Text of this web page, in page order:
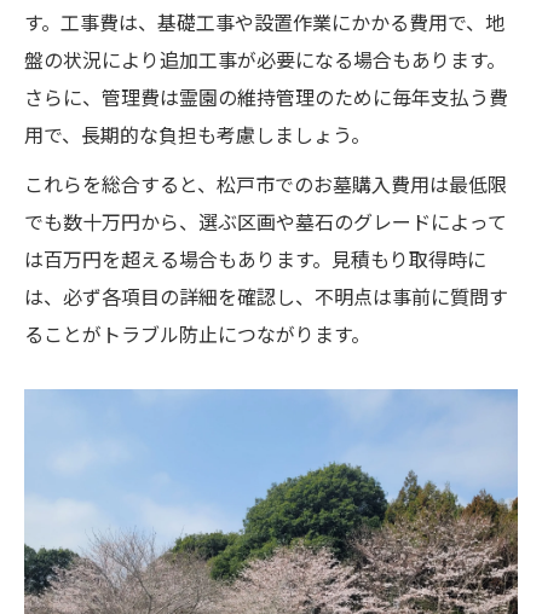
お墓購入か永代供養か迷った時の判断基準
費用面から考える一番お金がかからない納
骨法
松戸市 お墓購入と納骨堂のメリット比較
散骨や合祀墓を選ぶ際の注意すべき点
松戸市で納得できる墓石移転を実現するために
松戸市 お墓購入と移転で後悔しない進め
方
成功事例に学ぶ松戸市の墓石移転ポイント
納得できる業者選びと費用交渉のコツ
移転完了後のトラブル防止策を事前に確認
す。工事費は、基礎工事や設置作業にかかる費用で、地
盤の状況により追加工事が必要になる場合もあります。
さらに、管理費は霊園の維持管理のために毎年支払う費
用で、長期的な負担も考慮しましょう。
これらを総合すると、松戸市でのお墓購入費用は最低限
でも数十万円から、選ぶ区画や墓石のグレードによって
は百万円を超える場合もあります。見積もり取得時に
は、必ず各項目の詳細を確認し、不明点は事前に質問す
ることがトラブル防止につながります。